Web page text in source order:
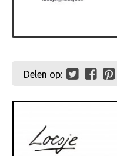
Delen op: